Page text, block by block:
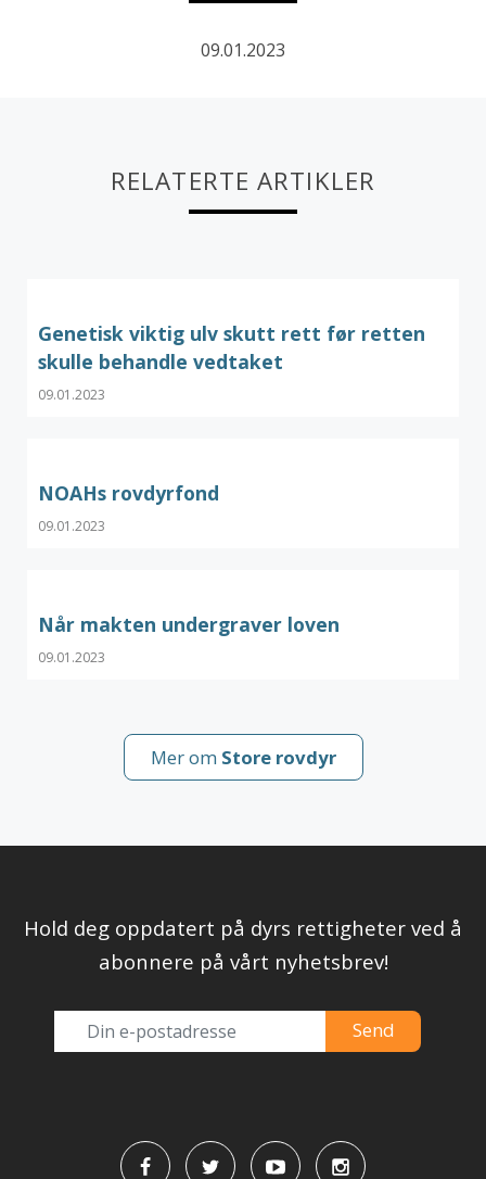
09.01.2023
RELATERTE ARTIKLER
Genetisk viktig ulv skutt rett før retten
skulle behandle vedtaket
09.01.2023
NOAHs rovdyrfond
09.01.2023
Når makten undergraver loven
09.01.2023
Mer om Store rovdyr
Hold deg oppdatert på dyrs rettigheter ved å
abonnere på vårt nyhetsbrev!